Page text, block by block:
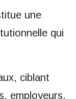
une
qui
ciblant
employeurs,